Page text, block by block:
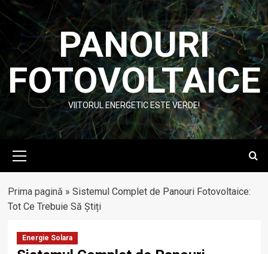
Skip
to
content
PANOURI
FOTOVOLTAICE
VIITORUL ENERGETIC ESTE VERDE!
Menu
Prima pagină » Sistemul Complet de Panouri Fotovoltaice:
Tot Ce Trebuie Să Știți
Energie Solara